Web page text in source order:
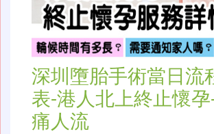
深圳墮胎手術當日流
表-港人北上終止懷
痛人流